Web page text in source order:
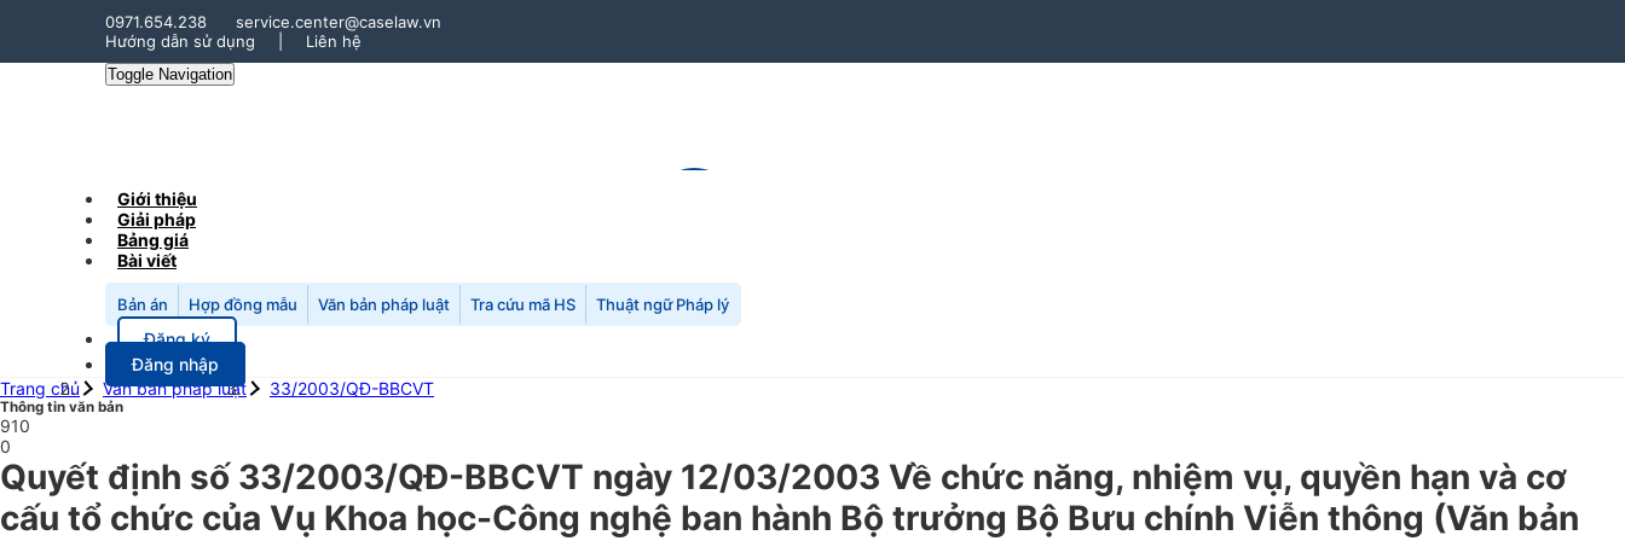
0971.654.238
service.center@caselaw.vn
Hướng dẫn sử dụng
Liên hệ
Toggle Navigation
Giới thiệu
Giải pháp
Bảng giá
Bài viết
Bản án Hợp đồng mẫu Văn bản pháp luật Tra cứu mã HS Thuật ngữ Pháp lý
Đăng ký
Đăng nhập
Trang chủ
Văn bản pháp luật 33/2003/QĐ-BBCVT
Thông tin văn bản
910
0
Quyết định số 33/2003/QĐ-BBCVT ngày 12/03/2003 Về chức năng, nhiệm vụ, quyền hạn và cơ
cấu tổ chức của Vụ Khoa học-Công nghệ ban hành Bộ trưởng Bộ Bưu chính Viễn thông (Văn bản